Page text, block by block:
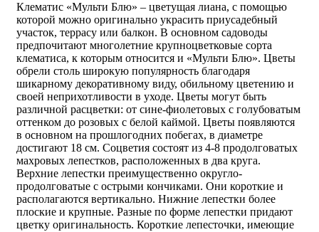
Клематис «Мульти Блю» – цветущая лиана, с помощью
которой можно оригинально украсить приусадебный
участок, террасу или балкон. В основном садоводы
предпочитают многолетние крупноцветковые сорта
клематиса, к которым относится и «Мульти Блю». Цветы
обрели столь широкую популярность благодаря
шикарному декоративному виду, обильному цветению и
своей неприхотливости в уходе. Цветы могут быть
различной расцветки: от сине-фиолетовых с голубоватым
оттенком до розовых с белой каймой. Цветы появляются
в основном на прошлогодних побегах, в диаметре
достигают 18 см. Соцветия состоят из 4-8 продолговатых
махровых лепестков, расположенных в два круга.
Верхние лепестки преимущественно округло-
продолговатые с острыми кончиками. Они короткие и
располагаются вертикально. Нижние лепестки более
плоские и крупные. Разные по форме лепестки придают
цветку оригинальность. Короткие лепесточки, имеющие